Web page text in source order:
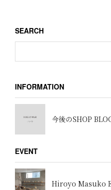
ン
SEARCH
INFORMATION
今後のSHOP
EVENT
Hiroyo Masuko